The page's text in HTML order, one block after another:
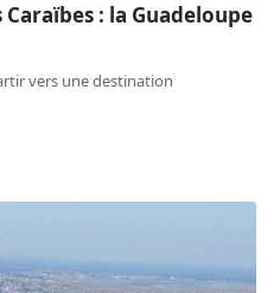
Caraïbes : la Guadeloupe
vers une destination